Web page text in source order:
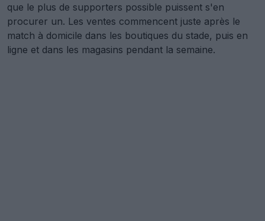
que le plus de supporters possible puissent s'en
procurer un. Les ventes commencent juste après le
match à domicile dans les boutiques du stade, puis en
ligne et dans les magasins pendant la semaine.